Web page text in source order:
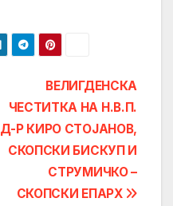
ВЕЛИГДЕНСКА
ЧЕСТИТКА НА Н.В.П.
Д-Р КИРО СТОЈАНОВ,
СКОПСКИ БИСКУП И
СТРУМИЧКО –
СКОПСКИ ЕПАРХ